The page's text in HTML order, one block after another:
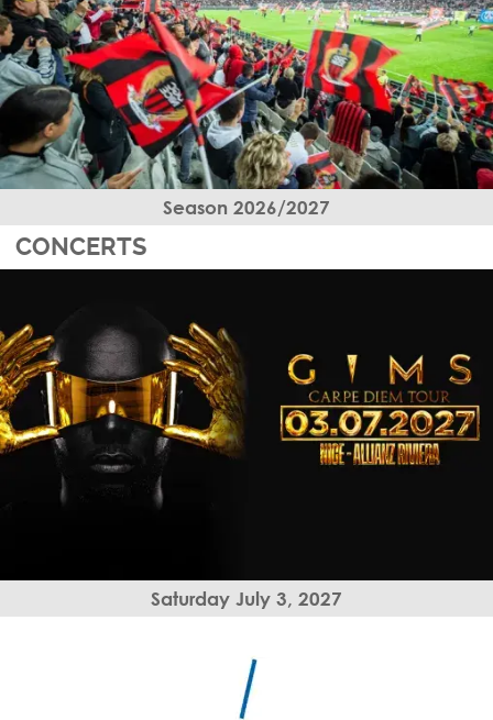
Season 2026/2027
CONCERTS
Saturday July 3, 2027